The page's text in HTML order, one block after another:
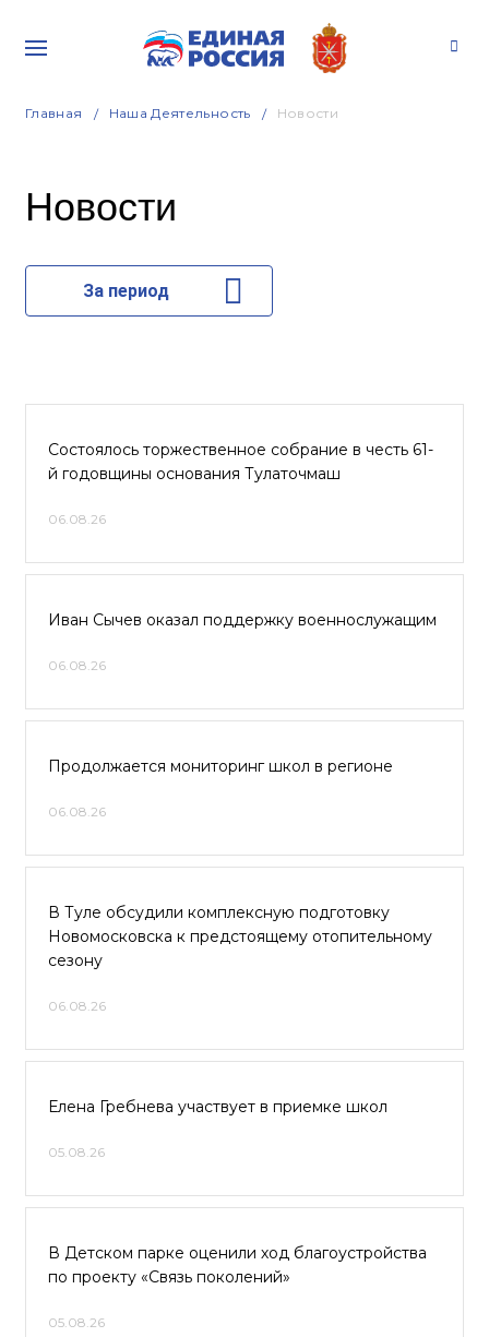
Главная Наша Деятельность Новости
Новости
За период
Состоялось торжественное собрание в честь 61-
й годовщины основания Тулаточмаш
06.08.26
Иван Сычев оказал поддержку военнослужащим
06.08.26
Продолжается мониторинг школ в регионе
06.08.26
В Туле обсудили комплексную подготовку
Новомосковска к предстоящему отопительному
сезону
06.08.26
Елена Гребнева участвует в приемке школ
05.08.26
В Детском парке оценили ход благоустройства
по проекту «Связь поколений»
05.08.26